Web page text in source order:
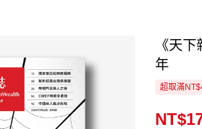
《天
年
超取滿